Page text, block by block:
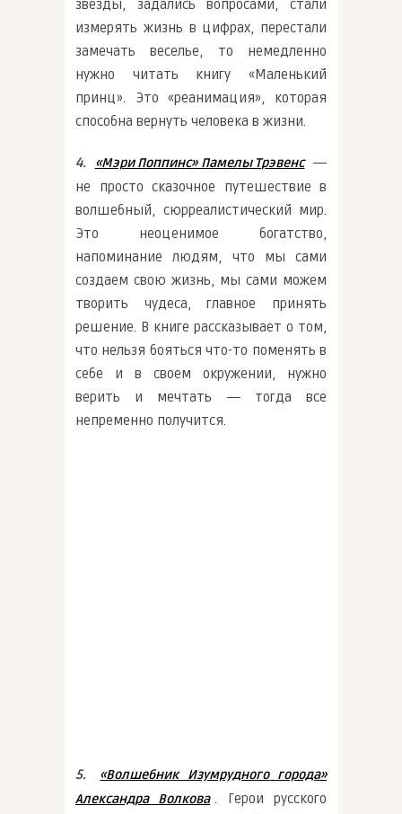
звезды, задались вопросами, стали
измерять жизнь в цифрах, перестали
замечать веселье, то немедленно
нужно читать книгу «Маленький
принц». Это «реанимация», которая
способна вернуть человека в жизни.
4. «Мэри Поппинс» Памелы Трэвенс ―
не просто сказочное путешествие в
волшебный, сюрреалистический мир.
Это неоценимое богатство,
напоминание людям, что мы сами
создаем свою жизнь, мы сами можем
творить чудеса, главное принять
решение. В книге рассказывает о том,
что нельзя бояться что-то поменять в
себе и в своем окружении, нужно
верить и мечтать ― тогда все
непременно получится.
5.
«Волшебник Изумрудного города»
Александра Волкова . Герои русского